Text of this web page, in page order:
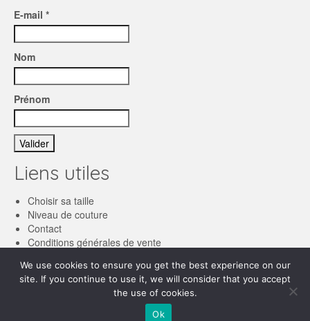
E-mail *
Nom
Prénom
Liens utiles
Choisir sa taille
Niveau de couture
Contact
Conditions générales de vente
We use cookies to ensure you get the best experience on our
site. If you continue to use it, we will consider that you accept
the use of cookies.
Ok